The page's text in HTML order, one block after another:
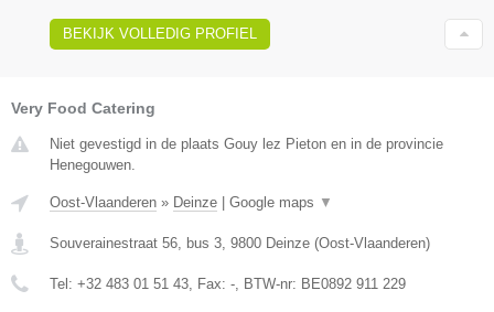
BEKIJK VOLLEDIG PROFIEL
Very Food Catering
Niet gevestigd in de plaats Gouy lez Pieton en in de provincie
Henegouwen.
Oost-Vlaanderen » Deinze Google maps ▼
Souverainestraat 56, bus 3, 9800 Deinze (Oost-Vlaanderen)
Tel: +32 483 01 51 43, Fax: -, BTW-nr: BE0892 911 229